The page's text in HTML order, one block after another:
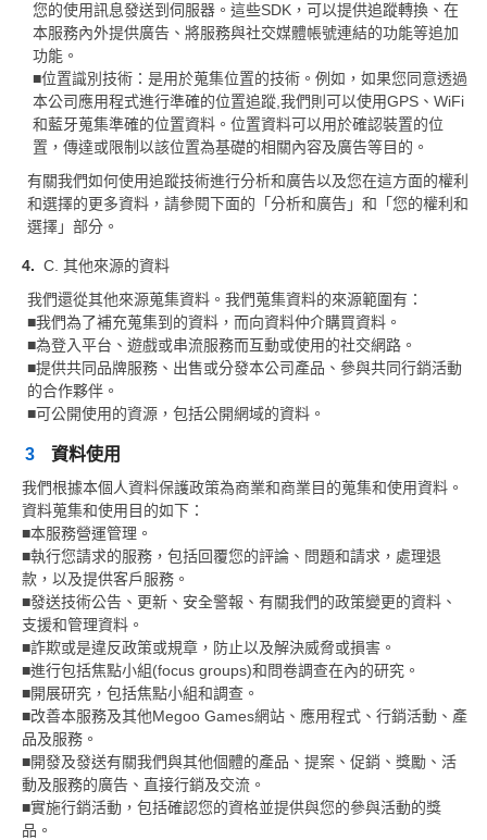
您的使用訊息發送到伺服器。這些SDK，可以提供追蹤轉換、在
本服務內外提供廣告、將服務與社交媒體帳號連結的功能等追加
功能。
■位置識別技術：是用於蒐集位置的技術。例如，如果您同意透過
本公司應用程式進行準確的位置追蹤,我們則可以使用GPS、WiFi
和藍牙蒐集準確的位置資料。位置資料可以用於確認裝置的位
置，傳達或限制以該位置為基礎的相關內容及廣告等目的。
有關我們如何使用追蹤技術進行分析和廣告以及您在這方面的權利
和選擇的更多資料，請參閱下面的「分析和廣告」和「您的權利和
選擇」部分。
C. 其他來源的資料
我們還從其他來源蒐集資料。我們蒐集資料的來源範圍有：
■我們為了補充蒐集到的資料，而向資料仲介購買資料。
■為登入平台、遊戲或串流服務而互動或使用的社交網路。
■提供共同品牌服務、出售或分發本公司產品、參與共同行銷活動
的合作夥伴。
■可公開使用的資源，包括公開網域的資料。
3 資料使用
我們根據本個人資料保護政策為商業和商業目的蒐集和使用資料。
資料蒐集和使用目的如下：
■本服務營運管理。
■執行您請求的服務，包括回覆您的評論、問題和請求，處理退
款，以及提供客戶服務。
■發送技術公告、更新、安全警報、有關我們的政策變更的資料、
支援和管理資料。
■詐欺或是違反政策或規章，防止以及解決威脅或損害。
■進行包括焦點小組(focus groups)和問卷調查在內的研究。
■開展研究，包括焦點小組和調查。
■改善本服務及其他Megoo Games網站、應用程式、行銷活動、產
品及服務。
■開發及發送有關我們與其他個體的產品、提案、促銷、獎勵、活
動及服務的廣告、直接行銷及交流。
■實施行銷活動，包括確認您的資格並提供與您的參與活動的獎
品。